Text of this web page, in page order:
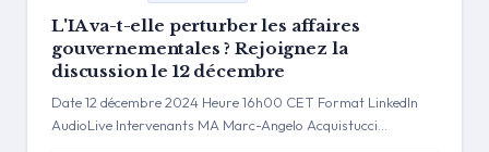
L'IA va-t-elle perturber les affaires
gouvernementales ? Rejoignez la
discussion le 12 décembre
Date 12 décembre 2024 Heure 16h00 CET Format LinkedIn
AudioLive Intervenants MA Marc-Angelo Acquistucci